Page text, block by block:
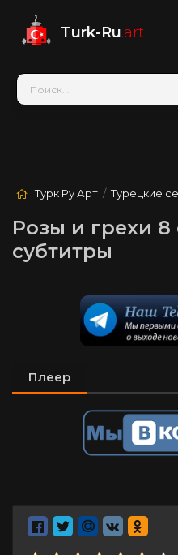
Turk-Ru.art
Турк Ру Арт /Турецкие
Розы и грехи 8
субтитры
Плеер